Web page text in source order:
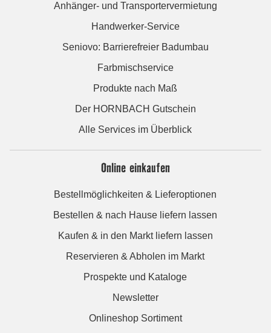
Anhänger- und Transportervermietung
Handwerker-Service
Seniovo: Barrierefreier Badumbau
Farbmischservice
Produkte nach Maß
Der HORNBACH Gutschein
Alle Services im Überblick
Online einkaufen
Bestellmöglichkeiten & Lieferoptionen
Bestellen & nach Hause liefern lassen
Kaufen & in den Markt liefern lassen
Reservieren & Abholen im Markt
Prospekte und Kataloge
Newsletter
Onlineshop Sortiment